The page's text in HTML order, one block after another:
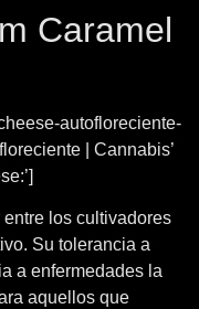
Caramel
autofloreciente-
| Cannabis’
los cultivadores
Su tolerancia a
a enfermedades la
aquellos que